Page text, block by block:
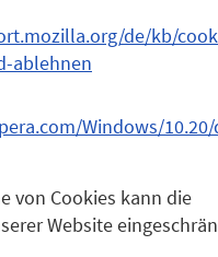
de/kb/
ablehnen
Windows/
von Cookies kann die
Website